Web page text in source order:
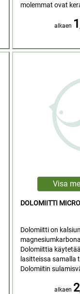
molemmat ovat
alkaen
DOLOMIITTI
Dolomiitti on
Dolomiittia
lasitteissa samalla
Dolomiitin
alkaen